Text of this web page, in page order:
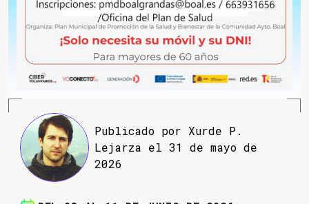
Publicado por Xurde P.
Lejarza el 31 de mayo de
2026